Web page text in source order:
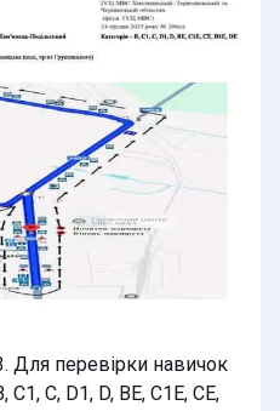
перевірки навичок
C, D1, D, BE, C1E, CE,